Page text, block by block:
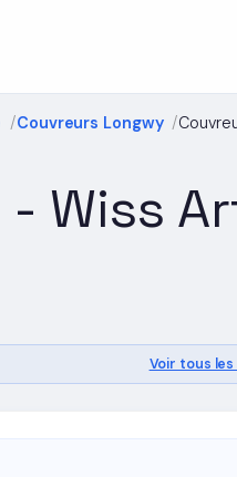
Couvreurs Longwy
Wiss
Voir tous